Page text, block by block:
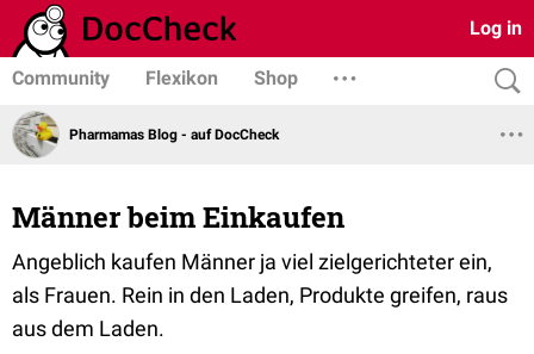
Log in
Community Flexikon Shop
Pharmamas Blog - auf DocCheck
Männer beim Einkaufen
Angeblich kaufen Männer ja viel zielgerichteter ein,
als Frauen. Rein in den Laden, Produkte greifen, raus
aus dem Laden.